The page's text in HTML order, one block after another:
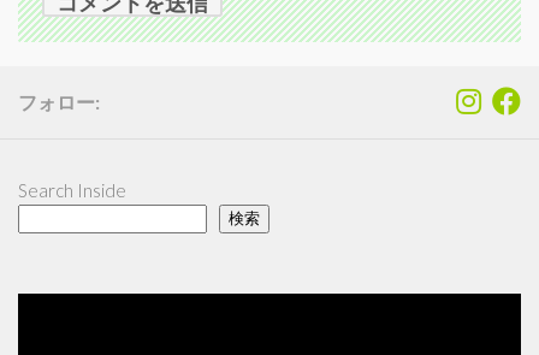
フォロー:
Search Inside
検索